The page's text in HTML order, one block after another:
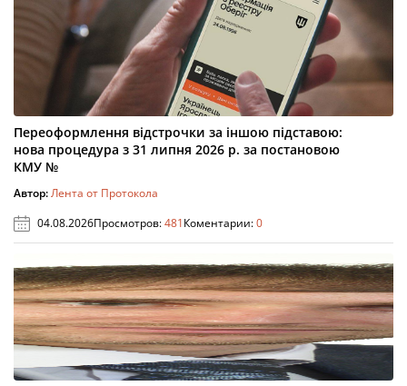
Переоформлення відстрочки за іншою підставою:
нова процедура з 31 липня 2026 р. за постановою
КМУ №
Автор:Лента от Протокола
04.08.2026Просмотров:481Коментарии:0